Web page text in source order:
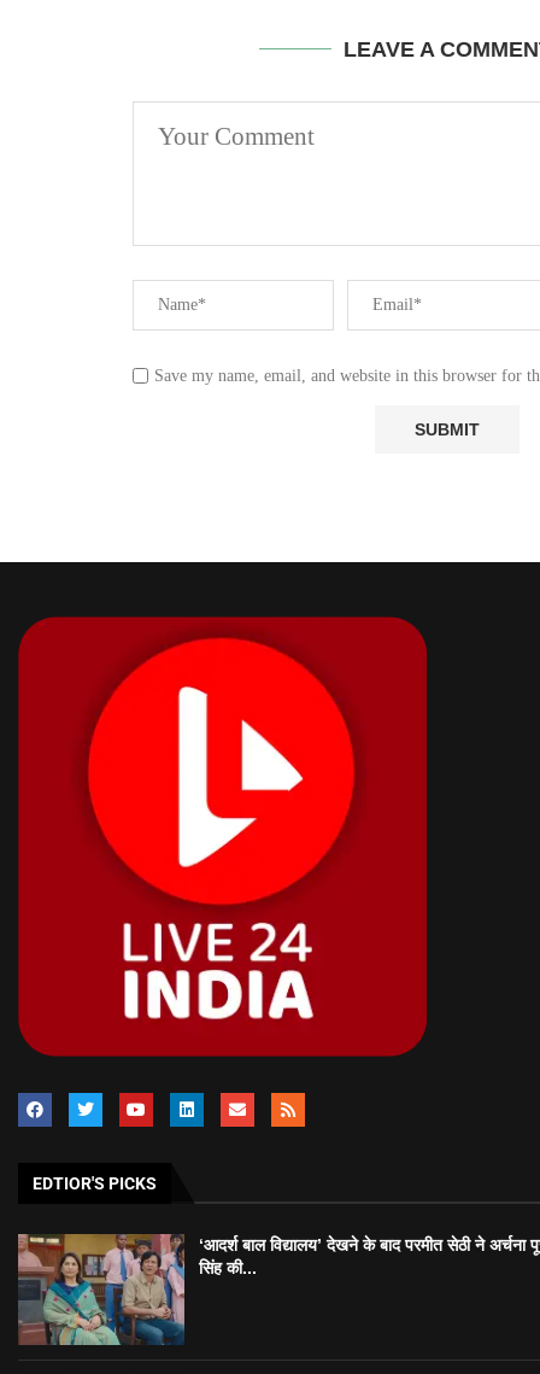
LEAVE A
Save my name, email, and website in this browser for
EDTIOR'S PICKS
‘आदर्श बाल विद्यालय’ देखने के बाद परमीत सेठी ने अर्चना
सिंह की...